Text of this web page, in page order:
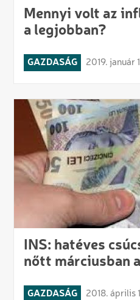
Mennyi volt az
a legjobban?
GAZDASÁG 2019. január
INS: hatéves
nőtt márciusban
GAZDASÁG 2018. április